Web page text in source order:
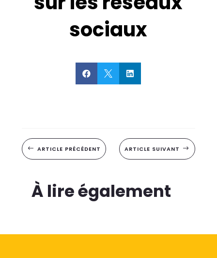
sociaux
  
# ARTICLE PRÉCÉDENT ARTICLE SUIVANT $
À lire également